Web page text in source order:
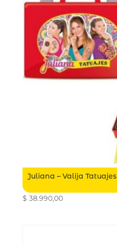
Juliana – Valija Tatuajes
$ 38.990,00